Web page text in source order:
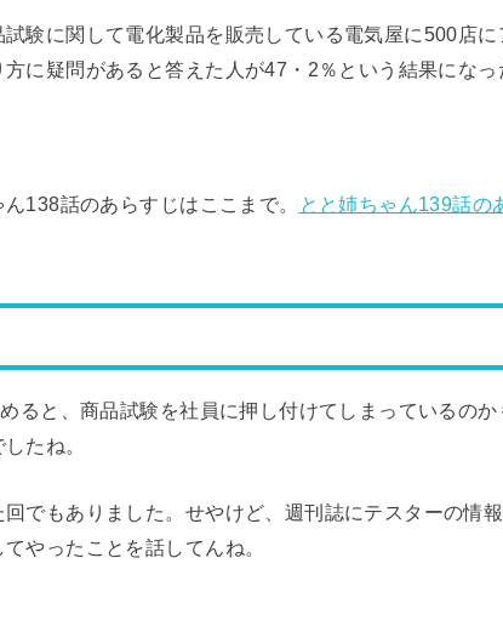
験に関して電化製品を販売している電気屋に500店に
に疑問があると答えた人が47・2％という結果になっ
138話のあらすじはここまで。
とと姉ちゃん139話の
ると、商品試験を社員に押し付けてしまっているのか
たね。
でもありました。せやけど、週刊誌にテスターの情
やったことを話してんね。